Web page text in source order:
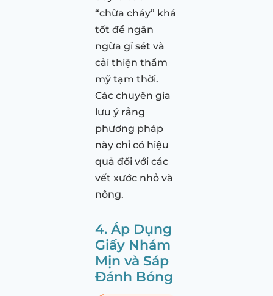
“chữa cháy” khá
tốt để ngăn
ngừa gỉ sét và
cải thiện thẩm
mỹ tạm thời.
Các chuyên gia
lưu ý rằng
phương pháp
này chỉ có hiệu
quả đối với các
vết xước nhỏ và
nông.
4. Áp Dụng
Giấy Nhám
Mịn và Sáp
Đánh Bóng